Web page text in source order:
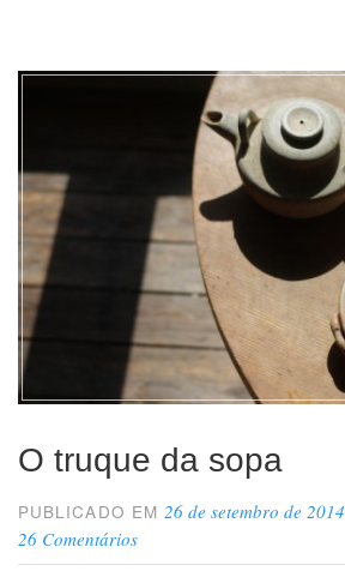
O truque da sopa
PUBLICADO EM26 de setembro de 2014
26 Comentários